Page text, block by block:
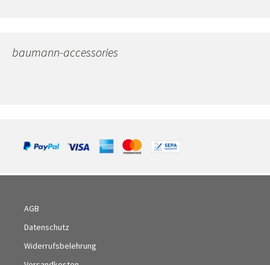
baumann-accessories
AGB
Datenschutz
Widerrufsbelehrung